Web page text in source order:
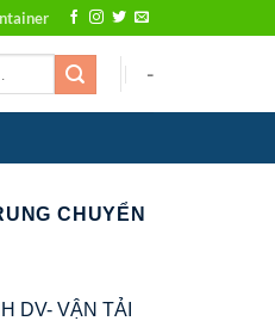
-
CHUYỂN
DV- VẬN TẢI